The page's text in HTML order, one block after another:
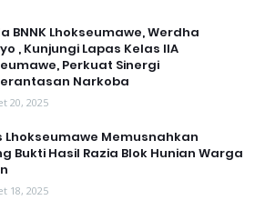
BNNK Lhokseumawe, Werdha
, Kunjungi Lapas Kelas IIA
Perkuat Sinergi
Narkoba
20, 2025
Lhokseumawe Memusnahkan
Bukti Hasil Razia Blok Hunian Warga
18, 2025